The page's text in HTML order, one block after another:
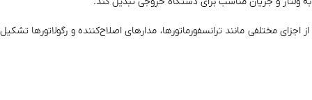
مختلفی مانند ترانسفورماتورها، مدارهای اصلاح‌کننده و رگولاتورها تشکیل